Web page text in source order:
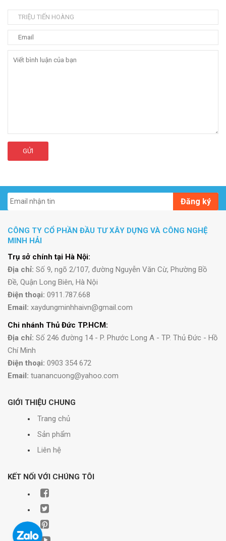
GỬI
Đăng ký
CÔNG TY CỔ PHẦN ĐẦU TƯ XÂY DỰNG VÀ CÔNG NGHỆ
MINH HẢI
Trụ sở chính tại Hà Nội:
Địa chỉ: Số 9, ngõ 2/107, đường Nguyễn Văn Cừ, Phường Bồ
Đề, Quận Long Biên, Hà Nội
Điện thoại: 0911.787.668
Email: xaydungminhhaivn@gmail.com
Chi nhánh Thủ Đức TP.HCM:
Địa chỉ: Số 246 đường 14 - P. Phước Long A - TP. Thủ Đức - Hồ
Chí Minh
Điện thoại: 0903 354 672
Email: tuanancuong@yahoo.com
GIỚI THIỆU CHUNG
Trang chủ
Sản phẩm
Liên hệ
KẾT NỐI VỚI CHÚNG TÔI